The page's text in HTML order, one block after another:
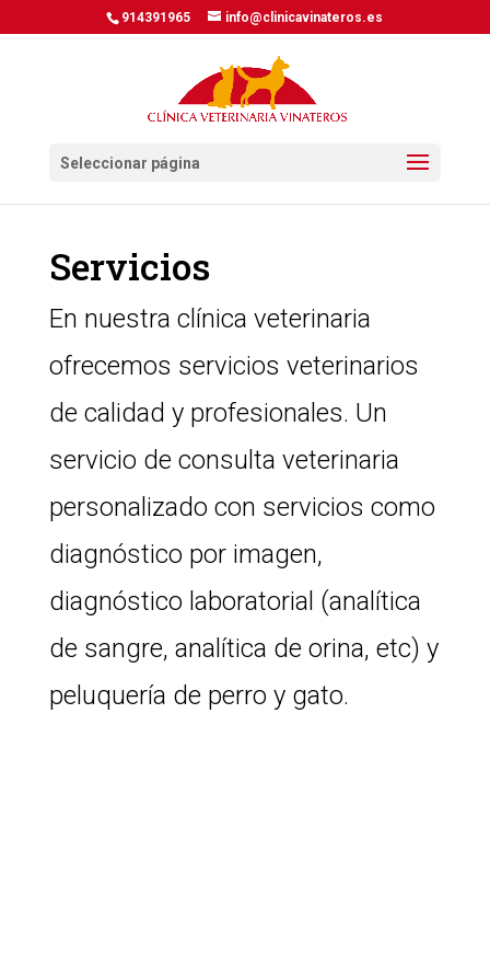
914391965 info@clinicavinateros.es
Seleccionar página
Servicios
En nuestra clínica veterinaria
ofrecemos servicios veterinarios
de calidad y profesionales. Un
servicio de consulta veterinaria
personalizado con servicios como
diagnóstico por imagen,
diagnóstico laboratorial (analítica
de sangre, analítica de orina, etc) y
peluquería de perro y gato.